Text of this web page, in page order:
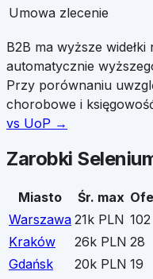
Umowa zlecenie
B2B ma wyższe
automatycznie
Przy porównaniu
chorobowe i
vs UoP →
Zarobki
Miasto Śr. max
Warszawa 21k PLN 102
Kraków
26k PLN 28
Gdańsk
20k PLN 19